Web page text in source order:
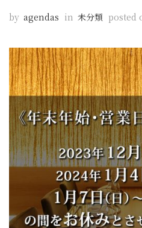
by agendas in 未分類 posted